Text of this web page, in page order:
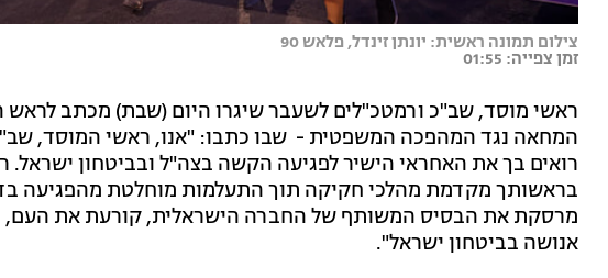
צילום תמונה ראשית: יונתן זינדל, פלאש 90
זמן צפייה: 01:55
ראשי מוסד, שב"כ ורמטכ"לים לשעבר שיגרו היום (שבת) מכתב לראש
המחאה נגד המהפכה המשפטית - שבו כתבו: "אנו, ראשי המוסד,
רואים בך את האחראי הישיר לפגיעה הקשה בצה"ל ובביטחון
בראשותך מקדמת מהלכי חקיקה תוך התעלמות מוחלטת מהפגיעה
מרסקת את הבסיס המשותף של החברה הישראלית, קורעת את העם,
אנושה בביטחון ישראל".